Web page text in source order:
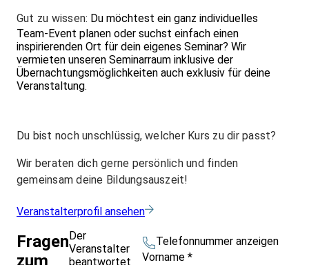
Gut zu wissen: Du möchtest ein ganz individuelles
Team-Event planen oder suchst einfach einen
inspirierenden Ort für dein eigenes Seminar? Wir
vermieten unseren Seminarraum inklusive der
Übernachtungsmöglichkeiten auch exklusiv für deine
Veranstaltung.
Du bist noch unschlüssig, welcher Kurs zu dir passt?
Wir beraten dich gerne persönlich und finden
gemeinsam deine Bildungsauszeit!
Veranstalterprofil ansehen
Fragen
zum
Der
Veranstalter
beantwortet
Telefonnummer anzeigen
Vorname *